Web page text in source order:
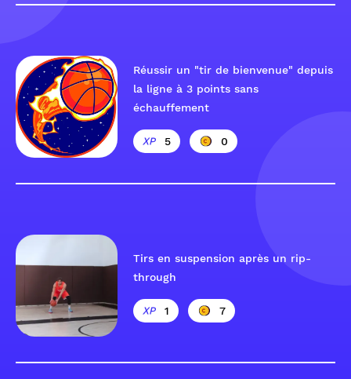
Réussir un "tir de bienvenue" depuis
la ligne à 3 points sans
échauffement
5 0
Tirs en suspension après un rip-
through
1 7